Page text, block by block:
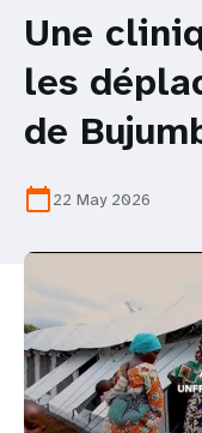
Une
les
de
calendar_today22 May 2026